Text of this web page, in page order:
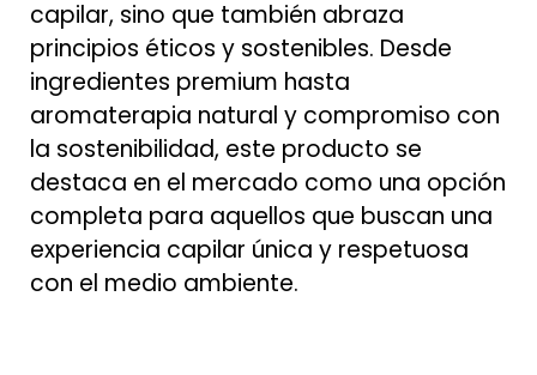
capilar, sino que también abraza
principios éticos y sostenibles. Desde
ingredientes premium hasta
aromaterapia natural y compromiso con
la sostenibilidad, este producto se
destaca en el mercado como una opción
completa para aquellos que buscan una
experiencia capilar única y respetuosa
con el medio ambiente.